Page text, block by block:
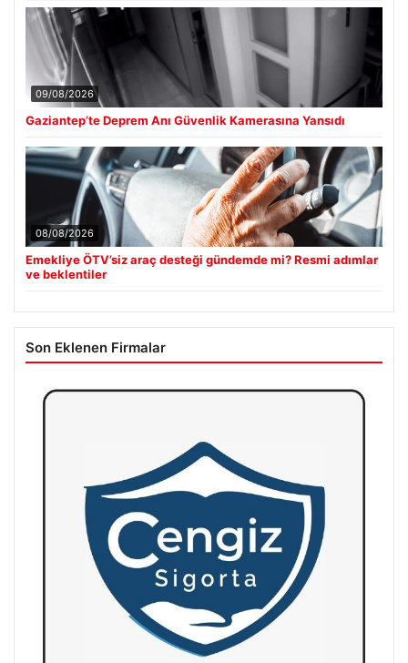
09/08/2026
Gaziantep’te Deprem Anı Güvenlik Kamerasına Yansıdı
08/08/2026
Emekliye ÖTV’siz araç desteği gündemde mi? Resmi adımlar
ve beklentiler
Son Eklenen Firmalar